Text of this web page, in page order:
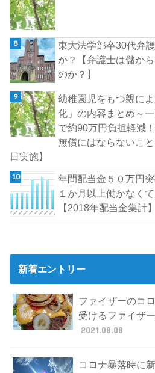
東大法学部卒30代弁
か？【弁護士は儲か
のか？】
幼稚園児をもつ親に
化」の内容まとめ～
で約90万円負担軽減
無償にはならないこ
日実施】
年間配当金５０万円
１か月以上働かなく
【2018年配当金集計】
新着エントリー
ファイザーのコ
受けるファイザ
2021.08.08
コロナ暴落時に